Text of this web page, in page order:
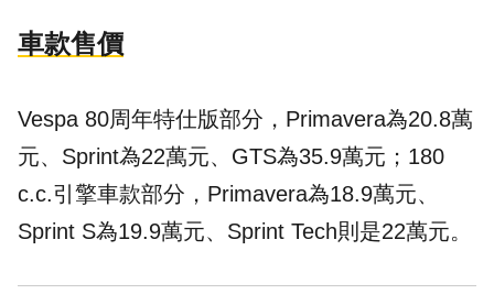
車款售價
Vespa 80周年特仕版部分，Primavera為20.8萬
元、Sprint為22萬元、GTS為35.9萬元；180
c.c.引擎車款部分，Primavera為18.9萬元、
Sprint S為19.9萬元、Sprint Tech則是22萬元。